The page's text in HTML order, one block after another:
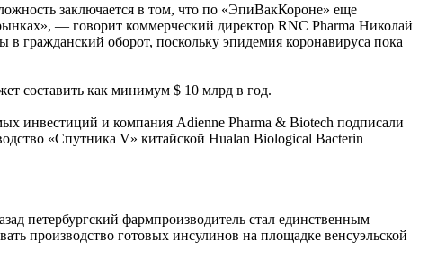
заключается в том, что по «ЭпиВакКороне» еще
— говорит коммерческий директор RNC Pharma Николай
гражданский оборот, поскольку эпидемия коронавируса пока
составить как минимум $ 10 млрд в год.
инвестиций и компания Adienne Pharma & Biotech подписали
«Спутника V» китайской Hualan Biological Bacterin
петербургский фармпроизводитель стал единственным
производство готовых инсулинов на площадке венсуэльской